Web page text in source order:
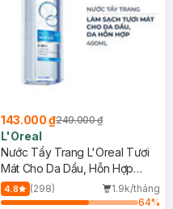
143.000 ₫249.000 ₫
L'Oreal
Nước Tẩy Trang L'Oreal Tươi
Mát Cho Da Dầu, Hỗn Hợp
400ml
4.8 (298)
1.9k/tháng
64%